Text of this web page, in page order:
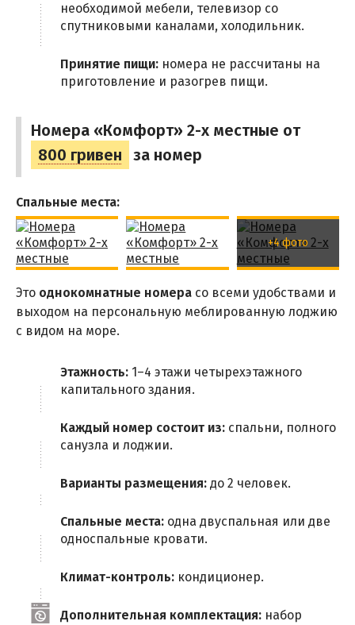
необходимой мебели, телевизор со
спутниковыми каналами, холодильник.
Принятие пищи: номера не рассчитаны на
приготовление и разогрев пищи.
Номера «Комфорт» 2-х местные от
800 гривен
за номер
Спальные места:
+4 фото
Это однокомнатные номера со всеми удобствами и
выходом на персональную меблированную лоджию
с видом на море.
Этажность: 1–4 этажи четырехэтажного
капитального здания.
Каждый номер состоит из: спальни, полного
санузла и лоджии.
Варианты размещения: до 2 человек.
Спальные места: одна двуспальная или две
односпальные кровати.
Климат-контроль: кондиционер.
Дополнительная комплектация: набор